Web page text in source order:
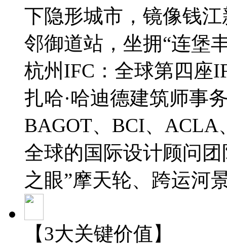
下隐形城市，镜像钱
邻御道站，坐拥“连堡
杭州IFC：全球第四座
扎哈·哈迪德建筑师事
BAGOT、BCI、ACLA
全球的国际设计顾问
之眼”摩天轮、跨运河
【3大关键价值】